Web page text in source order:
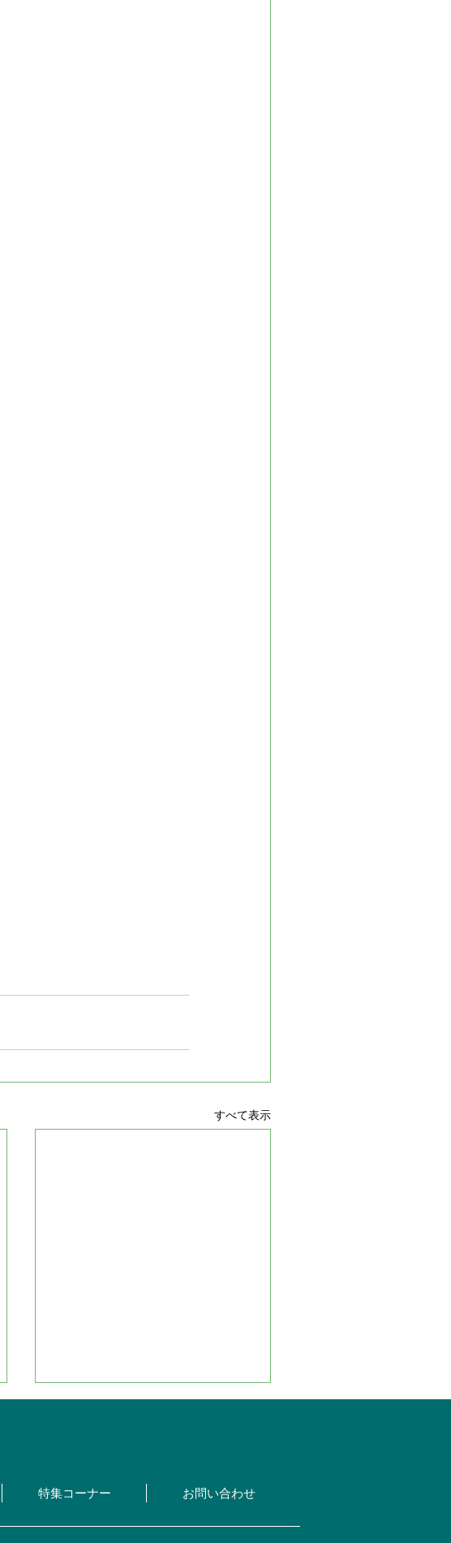
すべて表示
特集コーナー お問い合わせ